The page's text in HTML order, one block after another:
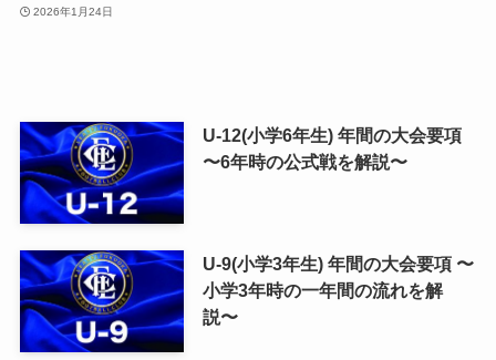
2026年1月24日
U-12(小学6年生) 年間の大会要項
〜6年時の公式戦を解説〜
U-9(小学3年生) 年間の大会要項 〜
小学3年時の一年間の流れを解
説〜